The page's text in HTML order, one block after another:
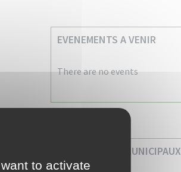
EVENEMENTS A VENIR
There are no events
VOS SERVICES MUNICIPAUX
to activate